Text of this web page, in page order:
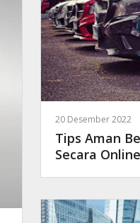
20 Desember 2022
Tips Aman
Secara Online